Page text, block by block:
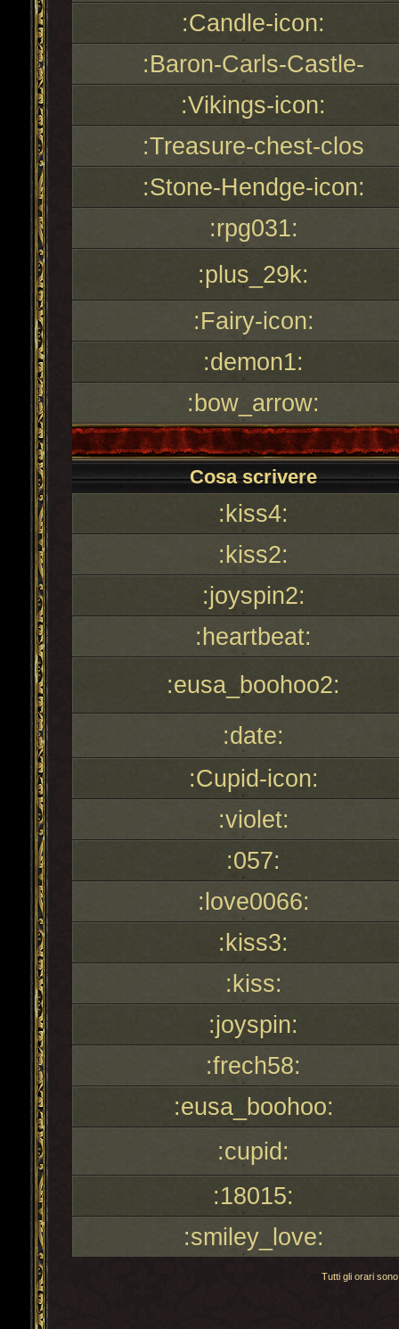
:Candle-icon:
:Baron-Carls-Castle-
:Vikings-icon:
:Treasure-chest-clos
:Stone-Hendge-icon:
:rpg031:
:plus_29k:
:Fairy-icon:
:demon1:
:bow_arrow:
Cosa scrivere
:kiss4:
:kiss2:
:joyspin2:
:heartbeat:
:eusa_boohoo2:
:date:
:Cupid-icon:
:violet:
:057:
:love0066:
:kiss3:
:kiss:
:joyspin:
:frech58:
:eusa_boohoo:
:cupid:
:18015:
:smiley_love:
Tutti gli orari